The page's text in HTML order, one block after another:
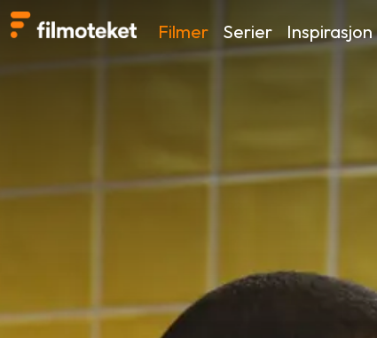
Filmer Serier Inspirasjon